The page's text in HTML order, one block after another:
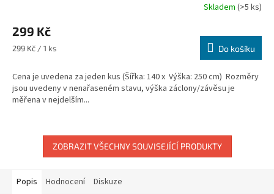
Skladem (>5 ks)
299 Kč
Měrná
299 Kč / 1 ks Do košíku
Cena je uvedena za jeden kus (Šířka: 140 x Výška: 250 cm) Rozměry
jsou uvedeny v nenařaseném stavu, výška záclony/závěsu je
měřena v nejdelším...
ZOBRAZIT VŠECHNY SOUVISEJÍCÍ PRODUKTY
Popis Hodnocení Diskuze